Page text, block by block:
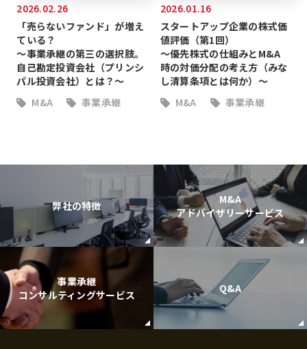
2026.02.26
「売らないファンド」が増え
ている？
～事業承継の第三の選択肢。
自己勘定投資会社（プリンシ
パル投資会社）とは？～
M&A
事業承継
2026.01.16
スタートアップ企業の株式価
値評価（第1回）
～優先株式の仕組みとM&A
時の対価分配の考え方（みな
し清算条項とは何か）～
M&A
事業承継
弊社の特徴
M&A
アドバイザリーサービス
事業承継
コンサルティングサービス
Q&A